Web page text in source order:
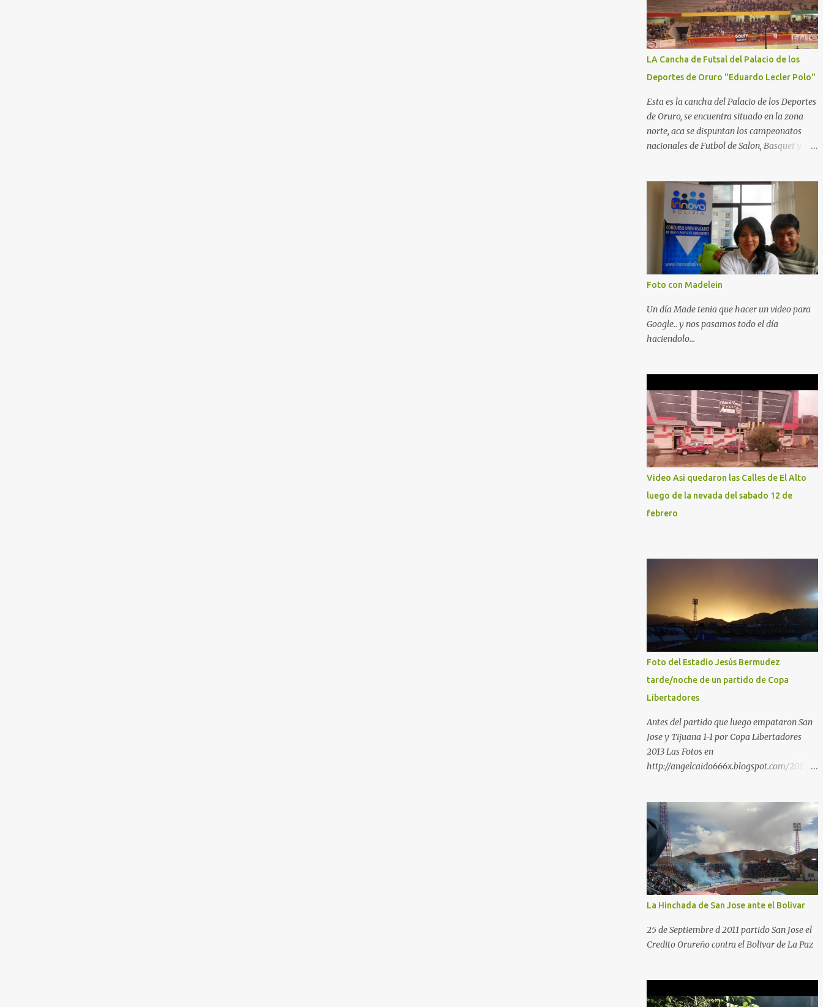
LA Cancha de Futsal del Palacio de los
Deportes de Oruro "Eduardo Lecler Polo"
Esta es la cancha del Palacio de los Deportes
de Oruro, se encuentra situado en la zona
norte, aca se dispuntan los campeonatos
nacionales de Futbol de Salon, Basquet y
Foto con Madelein
Un día Made tenia que hacer un video para
Google.. y nos pasamos todo el día
haciendolo...
Video Asi quedaron las Calles de El Alto
luego de la nevada del sabado 12 de
febrero
Foto del Estadio Jesús Bermudez
tarde/noche de un partido de Copa
Libertadores
Antes del partido que luego empataron San
Jose y Tijuana 1-1 por Copa Libertadores
2013 Las Fotos en
http://angelcaido666x.blogspot.com/2013/0
La Hinchada de San Jose ante el Bolivar
25 de Septiembre d 2011 partido San Jose el
Credito Orureño contra el Bolivar de La Paz